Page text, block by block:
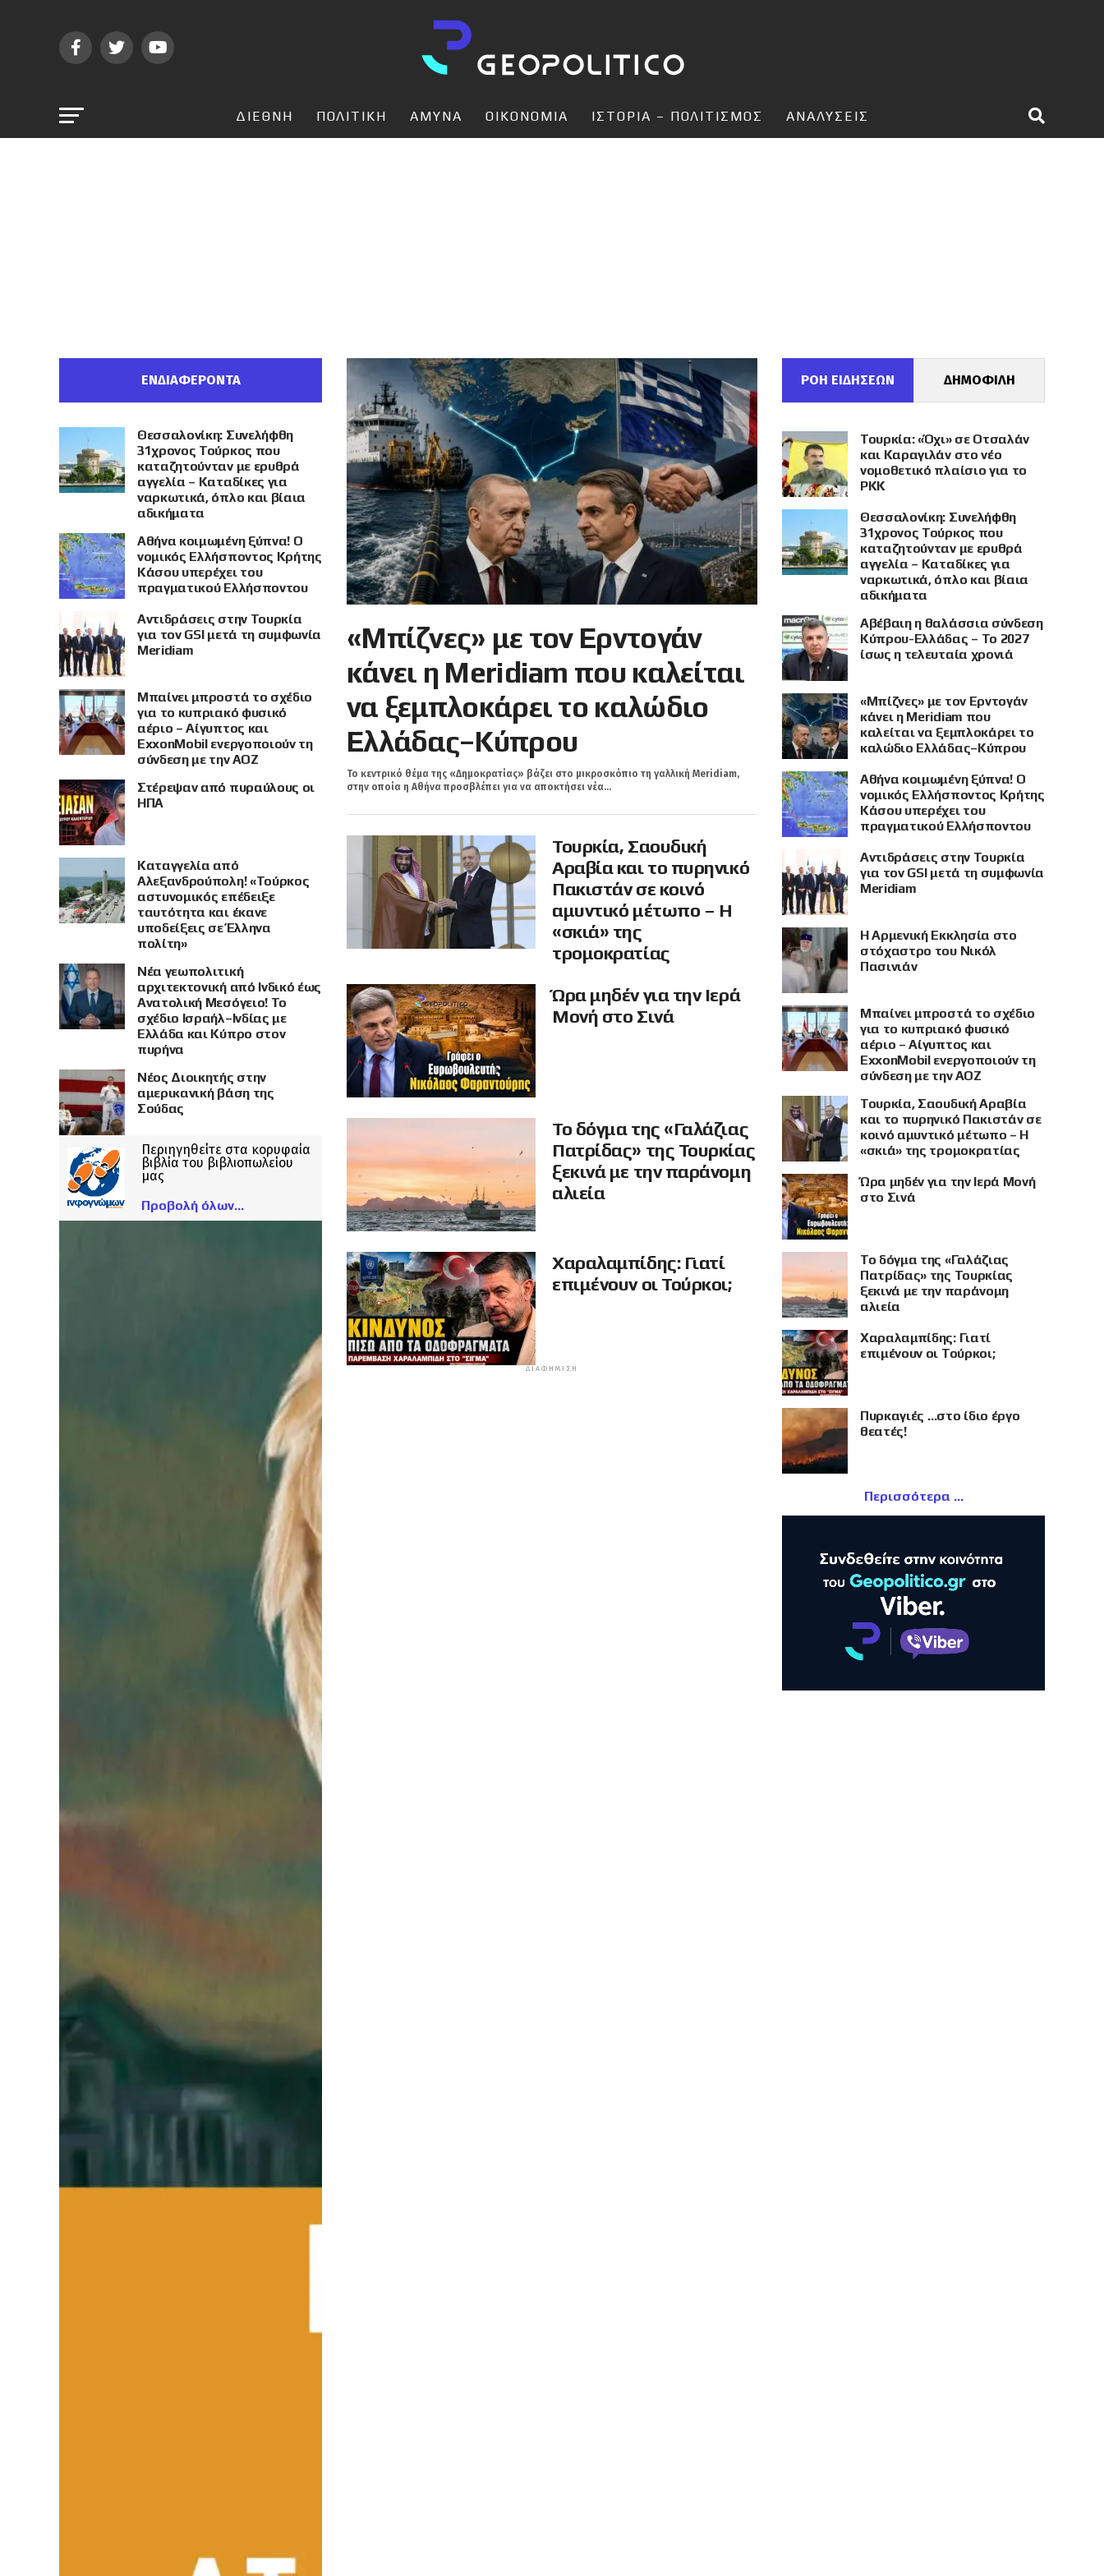
ΔΙΕΘΝΗ ΠΟΛΙΤΙΚΗ ΑΜΥΝΑ ΟΙΚΟΝΟΜΙΑ ΙΣΤΟΡΙΑ – ΠΟΛΙΤΙΣΜΟΣ ΑΝΑΛΥΣΕΙΣ
«Μπίζνες» με τον Ερντογάν
κάνει η Meridiam που καλείται
να ξεμπλοκάρει το καλώδιο
Ελλάδας–Κύπρου
Το κεντρικό θέμα της «Δημοκρατίας» βάζει στο μικροσκόπιο τη γαλλική Meridiam,
στην οποία η Αθήνα προσβλέπει για να αποκτήσει νέα...
Τουρκία, Σαουδική
Αραβία και το πυρηνικό
Πακιστάν σε κοινό
αμυντικό μέτωπο – Η
«σκιά» της
τρομοκρατίας
Ώρα μηδέν για την Ιερά
Μονή στο Σινά
Το δόγμα της «Γαλάζιας
Πατρίδας» της Τουρκίας
ξεκινά με την παράνομη
αλιεία
Χαραλαμπίδης: Γιατί
επιμένουν οι Τούρκοι;
ΔΙΑΦΉΜΙΣΗ
ΕΝΔΙΑΦΕΡΟΝΤΑ
Θεσσαλονίκη: Συνελήφθη
31χρονος Τούρκος που
καταζητούνταν με ερυθρά
αγγελία – Καταδίκες για
ναρκωτικά, όπλο και βίαια
αδικήματα
Αθήνα κοιμωμένη ξύπνα! Ο
νομικός Ελλήσποντος Κρήτης
Κάσου υπερέχει του
πραγματικού Ελλήσποντου
Αντιδράσεις στην Τουρκία
για τον GSI μετά τη συμφωνία
Meridiam
Μπαίνει μπροστά το σχέδιο
για το κυπριακό φυσικό
αέριο – Αίγυπτος και
ExxonMobil ενεργοποιούν τη
σύνδεση με την ΑΟΖ
Στέρεψαν από πυραύλους οι
ΗΠΑ
Καταγγελία από
Αλεξανδρούπολη! «Τούρκος
αστυνομικός επέδειξε
ταυτότητα και έκανε
υποδείξεις σε Έλληνα
πολίτη»
Νέα γεωπολιτική
αρχιτεκτονική από Ινδικό έως
Ανατολική Μεσόγειο! Το
σχέδιο Ισραήλ–Ινδίας με
Ελλάδα και Κύπρο στον
πυρήνα
Νέος Διοικητής στην
αμερικανική βάση της
Σούδας
Περιηγηθείτε στα κορυφαία
βιβλία του βιβλιοπωλείου
μας
Προβολή όλων
ΡΟΗ ΕΙΔΗΣΕΩΝ ΔΗΜΟΦΙΛΗ
Τουρκία: «Όχι» σε Οτσαλάν
και Καραγιλάν στο νέο
νομοθετικό πλαίσιο για το
PKK
Θεσσαλονίκη: Συνελήφθη
31χρονος Τούρκος που
καταζητούνταν με ερυθρά
αγγελία – Καταδίκες για
ναρκωτικά, όπλο και βίαια
αδικήματα
Αβέβαιη η θαλάσσια σύνδεση
Κύπρου-Ελλάδας – Το 2027
ίσως η τελευταία χρονιά
«Μπίζνες» με τον Ερντογάν
κάνει η Meridiam που
καλείται να ξεμπλοκάρει το
καλώδιο Ελλάδας–Κύπρου
Αθήνα κοιμωμένη ξύπνα! Ο
νομικός Ελλήσποντος Κρήτης
Κάσου υπερέχει του
πραγματικού Ελλήσποντου
Αντιδράσεις στην Τουρκία
για τον GSI μετά τη συμφωνία
Meridiam
Η Αρμενική Εκκλησία στο
στόχαστρο του Νικόλ
Πασινιάν
Μπαίνει μπροστά το σχέδιο
για το κυπριακό φυσικό
αέριο – Αίγυπτος και
ExxonMobil ενεργοποιούν τη
σύνδεση με την ΑΟΖ
Τουρκία, Σαουδική Αραβία
και το πυρηνικό Πακιστάν σε
κοινό αμυντικό μέτωπο – Η
«σκιά» της τρομοκρατίας
Ώρα μηδέν για την Ιερά Μονή
στο Σινά
Το δόγμα της «Γαλάζιας
Πατρίδας» της Τουρκίας
ξεκινά με την παράνομη
αλιεία
Χαραλαμπίδης: Γιατί
επιμένουν οι Τούρκοι;
Πυρκαγιές …στο ίδιο έργο
θεατές!
Περισσότερα